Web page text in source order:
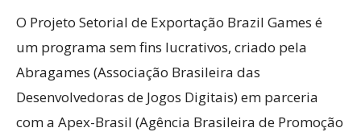
O Projeto Setorial de Exportação Brazil Games é
um programa sem fins lucrativos, criado pela
Abragames (Associação Brasileira das
Desenvolvedoras de Jogos Digitais) em parceria
com a Apex-Brasil (Agência Brasileira de Promoção